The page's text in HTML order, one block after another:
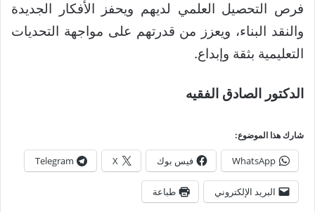
فرص التحصيل العلمي لديهم ويحفز الأفكار الجديدة
والنقد البناء، ويعزز من قدرتهم على مواجهة التحديات
التعليمية بثقة وإبداع.
الدكتور الصادق الفقيه
شارك هذا الموضوع:
WhatsApp فيس بوك X
Telegram
البريد الإلكتروني طباعة